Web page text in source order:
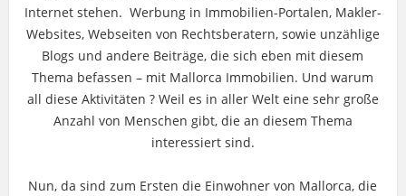
Internet stehen. Werbung in Immobilien-Portalen, Makler-
Websites, Webseiten von Rechtsberatern, sowie unzählige
Blogs und andere Beiträge, die sich eben mit diesem
Thema befassen – mit Mallorca Immobilien. Und warum
all diese Aktivitäten ? Weil es in aller Welt eine sehr große
Anzahl von Menschen gibt, die an diesem Thema
interessiert sind.
Nun, da sind zum Ersten die Einwohner von Mallorca, die